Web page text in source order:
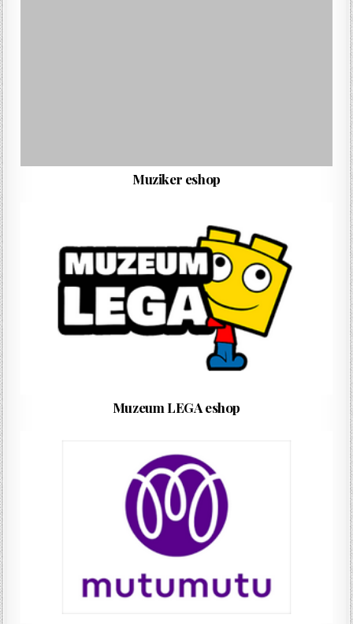
Muziker eshop
Muzeum LEGA eshop